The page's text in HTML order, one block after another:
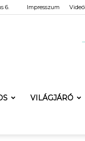
6. Impresszum
VILÁGJÁRÓ